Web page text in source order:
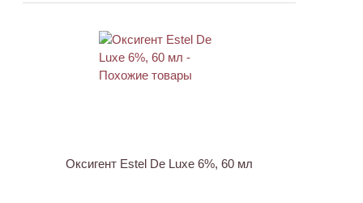
Оксигент Estel De Luxe 6%, 60 мл